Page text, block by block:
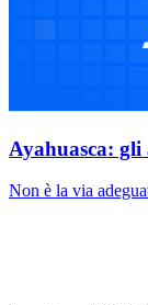
Ayahuasca:
Non è la via